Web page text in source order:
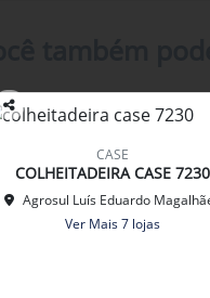
Co
lhe
CASE
COLHEITADEIRA CASE 7230
Agrosul Luís Eduardo
Ver Mais 7 lojas